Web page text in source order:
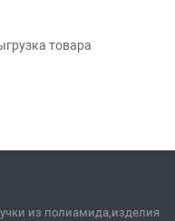
товара
из полиамида,изделия